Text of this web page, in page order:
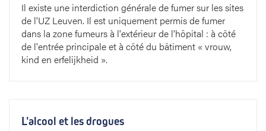
Il existe une interdiction générale de fumer sur les sites
de l'UZ Leuven. Il est uniquement permis de fumer
dans la zone fumeurs à l'extérieur de l'hôpital : à côté
de l'entrée principale et à côté du bâtiment « vrouw,
kind en erfelijkheid ».
L'alcool et les drogues